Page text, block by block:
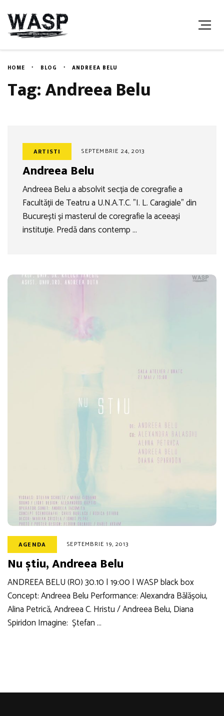
HOME BLOG ANDREEA BELU
Tag: Andreea Belu
ARTISTI SEPTEMBRIE 24, 2013
Andreea Belu
Andreea Belu a absolvit secția de coregrafie a
Facultății de Teatru a U.N.A.T.C. ”I. L. Caragiale” din
București și masterul de coregrafie la aceeași
instituție. Predă dans contemp …
AGENDA SEPTEMBRIE 19, 2013
Nu știu, Andreea Belu
ANDREEA BELU (RO) 30.10 | 19:00 | WASP black box
Concept: Andreea Belu Performance: Alexandra Bălășoiu,
Alina Petrică, Andreea C. Hristu / Andreea Belu, Diana
Spiridon Imagine: Ștefan …